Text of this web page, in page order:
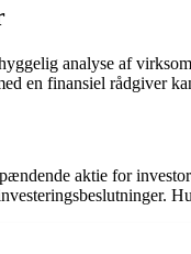
analyse af
en finansiel rådgiver
aktie for